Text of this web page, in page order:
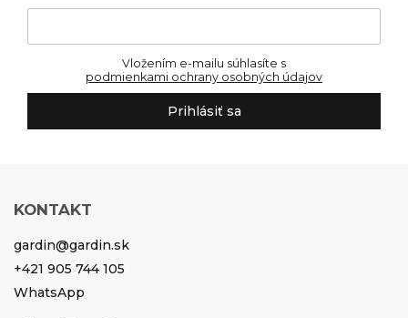
podmienkami ochrany osobných údajov
Prihlásiť sa
KONTAKT
gardin@gardin.sk
+421 905 744 105
WhatsApp